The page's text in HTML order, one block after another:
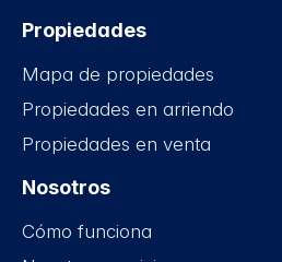
Propiedades
Mapa de propiedades
Propiedades en arriendo
Propiedades en venta
Nosotros
Cómo funciona